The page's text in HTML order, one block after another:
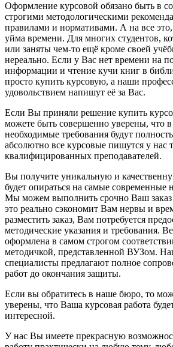
Оформление курсовой обязано быть в
строгими методологическими
правилами и нормативами. А на все
уйма времени. Для многих студентов,
или заняты чем-то ещё кроме своей
нереально. Если у Вас нет времени на
информации и чтение кучи книг в
просто купить курсовую, а наши
удовольствием напишут её за Вас.
Если Вы приняли решение купить
можете быть совершенно уверены, что в
необходимые требования будут
абсолютно все курсовые пишутся у нас
квалифицированных преподавателей.
Вы получите уникальную и
будет опираться на самые современные
Мы можем выполнить срочно Ваш заказ
это реально сэкономит Вам нервы и
разместить заказ, Вам потребуется
методические указания и требования.
оформлена в самом строгом
методичкой, представленной ВУЗом.
специалисты предлагают полное
работ до окончания защиты.
Если вы обратитесь в наше бюро, то
уверены, что Ваша курсовая работа
интересной.
У нас Вы имеете прекрасную